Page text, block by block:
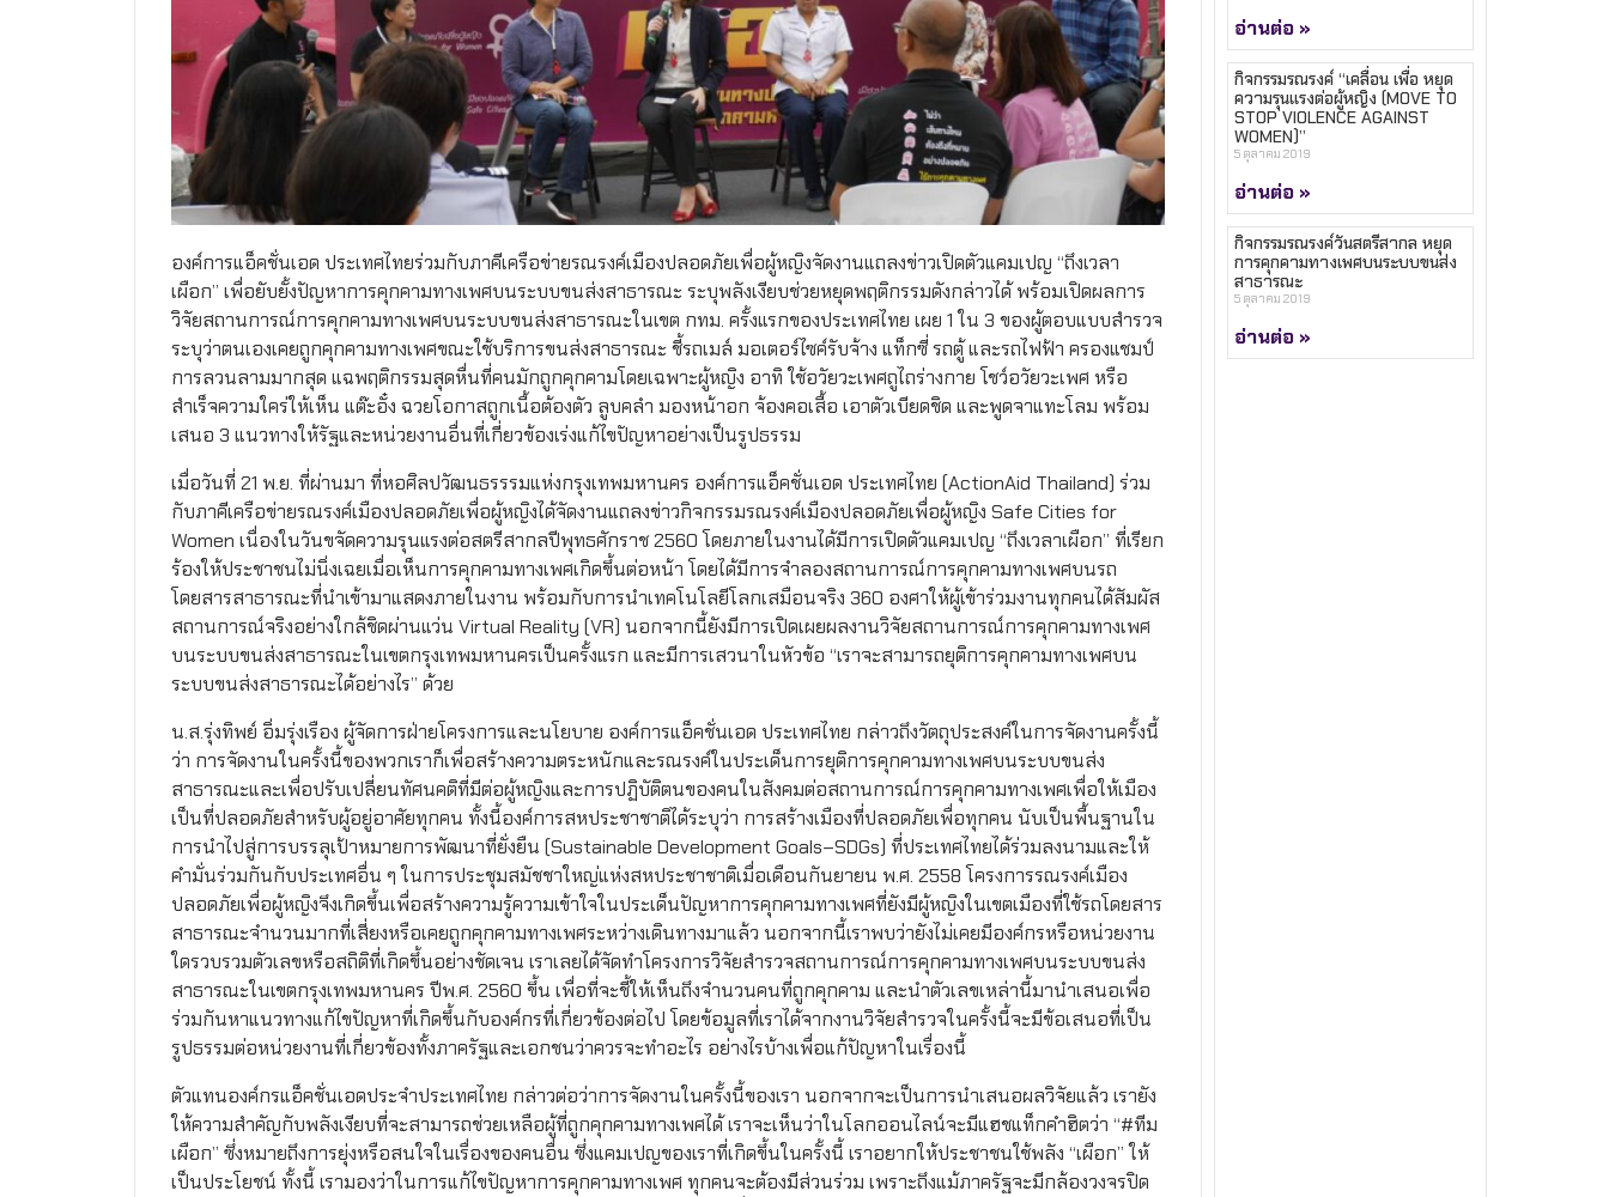
องค์การแอ็คชั่นเอด ประเทศไทยร่วมกับภาคีเครือข่ายรณรงค์เมืองปลอดภัยเพื่อผู้หญิงจัดงานแถลงข่าวเปิดตัวแคมเปญ “ถึงเวลา
เผือก” เพื่อยับยั้งปัญหาการคุกคามทางเพศบนระบบขนส่งสาธารณะ ระบุพลังเงียบช่วยหยุดพฤติกรรมดังกล่าวได้ พร้อมเปิดผลการ
วิจัยสถานการณ์การคุกคามทางเพศบนระบบขนส่งสาธารณะในเขต กทม. ครั้งแรกของประเทศไทย เผย 1 ใน 3 ของผู้ตอบแบบสำรวจ
ระบุว่าตนเองเคยถูกคุกคามทางเพศขณะใช้บริการขนส่งสาธารณะ ชี้รถเมล์ มอเตอร์ไซค์รับจ้าง แท็กซี่ รถตู้ และรถไฟฟ้า ครองแชมป์
การลวนลามมากสุด แฉพฤติกรรมสุดหื่นที่คนมักถูกคุกคามโดยเฉพาะผู้หญิง อาทิ ใช้อวัยวะเพศถูไถร่างกาย โชว์อวัยวะเพศ หรือ
สำเร็จความใคร่ให้เห็น แต๊ะอั๋ง ฉวยโอกาสถูกเนื้อต้องตัว ลูบคลำ มองหน้าอก จ้องคอเสื้อ เอาตัวเบียดชิด และพูดจาแทะโลม พร้อม
เสนอ 3 แนวทางให้รัฐและหน่วยงานอื่นที่เกี่ยวข้องเร่งแก้ไขปัญหาอย่างเป็นรูปธรรม
เมื่อวันที่ 21 พ.ย. ที่ผ่านมา ที่หอศิลปวัฒนธรรรมแห่งกรุงเทพมหานคร องค์การแอ็คชั่นเอด ประเทศไทย (ActionAid Thailand) ร่วม
กับภาคีเครือข่ายรณรงค์เมืองปลอดภัยเพื่อผู้หญิงได้จัดงานแถลงข่าวกิจกรรมรณรงค์เมืองปลอดภัยเพื่อผู้หญิง Safe Cities for
Women เนื่องในวันขจัดความรุนแรงต่อสตรีสากลปีพุทธศักราช 2560 โดยภายในงานได้มีการเปิดตัวแคมเปญ “ถึงเวลาเผือก” ที่เรียก
ร้องให้ประชาชนไม่นิ่งเฉยเมื่อเห็นการคุกคามทางเพศเกิดขึ้นต่อหน้า โดยได้มีการจำลองสถานการณ์การคุกคามทางเพศบนรถ
โดยสารสาธารณะที่นำเข้ามาแสดงภายในงาน พร้อมกับการนำเทคโนโลยีโลกเสมือนจริง 360 องศาให้ผู้เข้าร่วมงานทุกคนได้สัมผัส
สถานการณ์จริงอย่างใกล้ชิดผ่านแว่น Virtual Reality (VR) นอกจากนี้ยังมีการเปิดเผยผลงานวิจัยสถานการณ์การคุกคามทางเพศ
บนระบบขนส่งสาธารณะในเขตกรุงเทพมหานครเป็นครั้งแรก และมีการเสวนาในหัวข้อ “เราจะสามารถยุติการคุกคามทางเพศบน
ระบบขนส่งสาธารณะได้อย่างไร” ด้วย
น.ส.รุ่งทิพย์ อิ่มรุ่งเรือง ผู้จัดการฝ่ายโครงการและนโยบาย องค์การแอ็คชั่นเอด ประเทศไทย กล่าวถึงวัตถุประสงค์ในการจัดงานครั้งนี้
ว่า การจัดงานในครั้งนี้ของพวกเราก็เพื่อสร้างความตระหนักและรณรงค์ในประเด็นการยุติการคุกคามทางเพศบนระบบขนส่ง
สาธารณะและเพื่อปรับเปลี่ยนทัศนคติที่มีต่อผู้หญิงและการปฏิบัติตนของคนในสังคมต่อสถานการณ์การคุกคามทางเพศเพื่อให้เมือง
เป็นที่ปลอดภัยสำหรับผู้อยู่อาศัยทุกคน ทั้งนี้องค์การสหประชาชาติได้ระบุว่า การสร้างเมืองที่ปลอดภัยเพื่อทุกคน นับเป็นพื้นฐานใน
การนำไปสู่การบรรลุเป้าหมายการพัฒนาที่ยั่งยืน (Sustainable Development Goals–SDGs) ที่ประเทศไทยได้ร่วมลงนามและให้
คำมั่นร่วมกันกับประเทศอื่น ๆ ในการประชุมสมัชชาใหญ่แห่งสหประชาชาติเมื่อเดือนกันยายน พ.ศ. 2558 โครงการรณรงค์เมือง
ปลอดภัยเพื่อผู้หญิงจึงเกิดขึ้นเพื่อสร้างความรู้ความเข้าใจในประเด็นปัญหาการคุกคามทางเพศที่ยังมีผู้หญิงในเขตเมืองที่ใช้รถโดยสาร
สาธารณะจำนวนมากที่เสี่ยงหรือเคยถูกคุกคามทางเพศระหว่างเดินทางมาแล้ว นอกจากนี้เราพบว่ายังไม่เคยมีองค์กรหรือหน่วยงาน
ใดรวบรวมตัวเลขหรือสถิติที่เกิดขึ้นอย่างชัดเจน เราเลยได้จัดทำโครงการวิจัยสำรวจสถานการณ์การคุกคามทางเพศบนระบบขนส่ง
สาธารณะในเขตกรุงเทพมหานคร ปีพ.ศ. 2560 ขึ้น เพื่อที่จะชี้ให้เห็นถึงจำนวนคนที่ถูกคุกคาม และนำตัวเลขเหล่านี้มานำเสนอเพื่อ
ร่วมกันหาแนวทางแก้ไขปัญหาที่เกิดขึ้นกับองค์กรที่เกี่ยวข้องต่อไป โดยข้อมูลที่เราได้จากงานวิจัยสำรวจในครั้งนี้จะมีข้อเสนอที่เป็น
รูปธรรมต่อหน่วยงานที่เกี่ยวข้องทั้งภาครัฐและเอกชนว่าควรจะทำอะไร อย่างไรบ้างเพื่อแก้ปัญหาในเรื่องนี้
ตัวแทนองค์กรแอ็คชั่นเอดประจำประเทศไทย กล่าวต่อว่าการจัดงานในครั้งนี้ของเรา นอกจากจะเป็นการนำเสนอผลวิจัยแล้ว เรายัง
ให้ความสำคัญกับพลังเงียบที่จะสามารถช่วยเหลือผู้ที่ถูกคุกคามทางเพศได้ เราจะเห็นว่าในโลกออนไลน์จะมีแฮชแท็กคำฮิตว่า “#ทีม
เผือก” ซึ่งหมายถึงการยุ่งหรือสนใจในเรื่องของคนอื่น ซึ่งแคมเปญของเราที่เกิดขึ้นในครั้งนี้ เราอยากให้ประชาชนใช้พลัง “เผือก” ให้
เป็นประโยชน์ ทั้งนี้ เรามองว่าในการแก้ไขปัญหาการคุกคามทางเพศ ทุกคนจะต้องมีส่วนร่วม เพราะถึงแม้ภาครัฐจะมีกล้องวงจรปิด
อ่านต่อ »
กิจกรรมรณรงค์ “เคลื่อน เพื่อ หยุด
ความรุนแรงต่อผู้หญิง (MOVE TO
STOP VIOLENCE AGAINST
WOMEN)”
5 ตุลาคม 2019
อ่านต่อ »
กิจกรรมรณรงค์วันสตรีสากล หยุด
การคุกคามทางเพศบนระบบขนส่ง
สาธารณะ
5 ตุลาคม 2019
อ่านต่อ »